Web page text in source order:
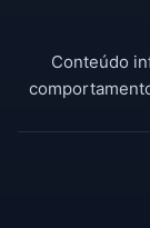
Conteúdo